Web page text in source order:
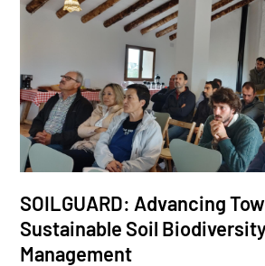
SOILGUARD: Advancing
Sustainable Soil
Management